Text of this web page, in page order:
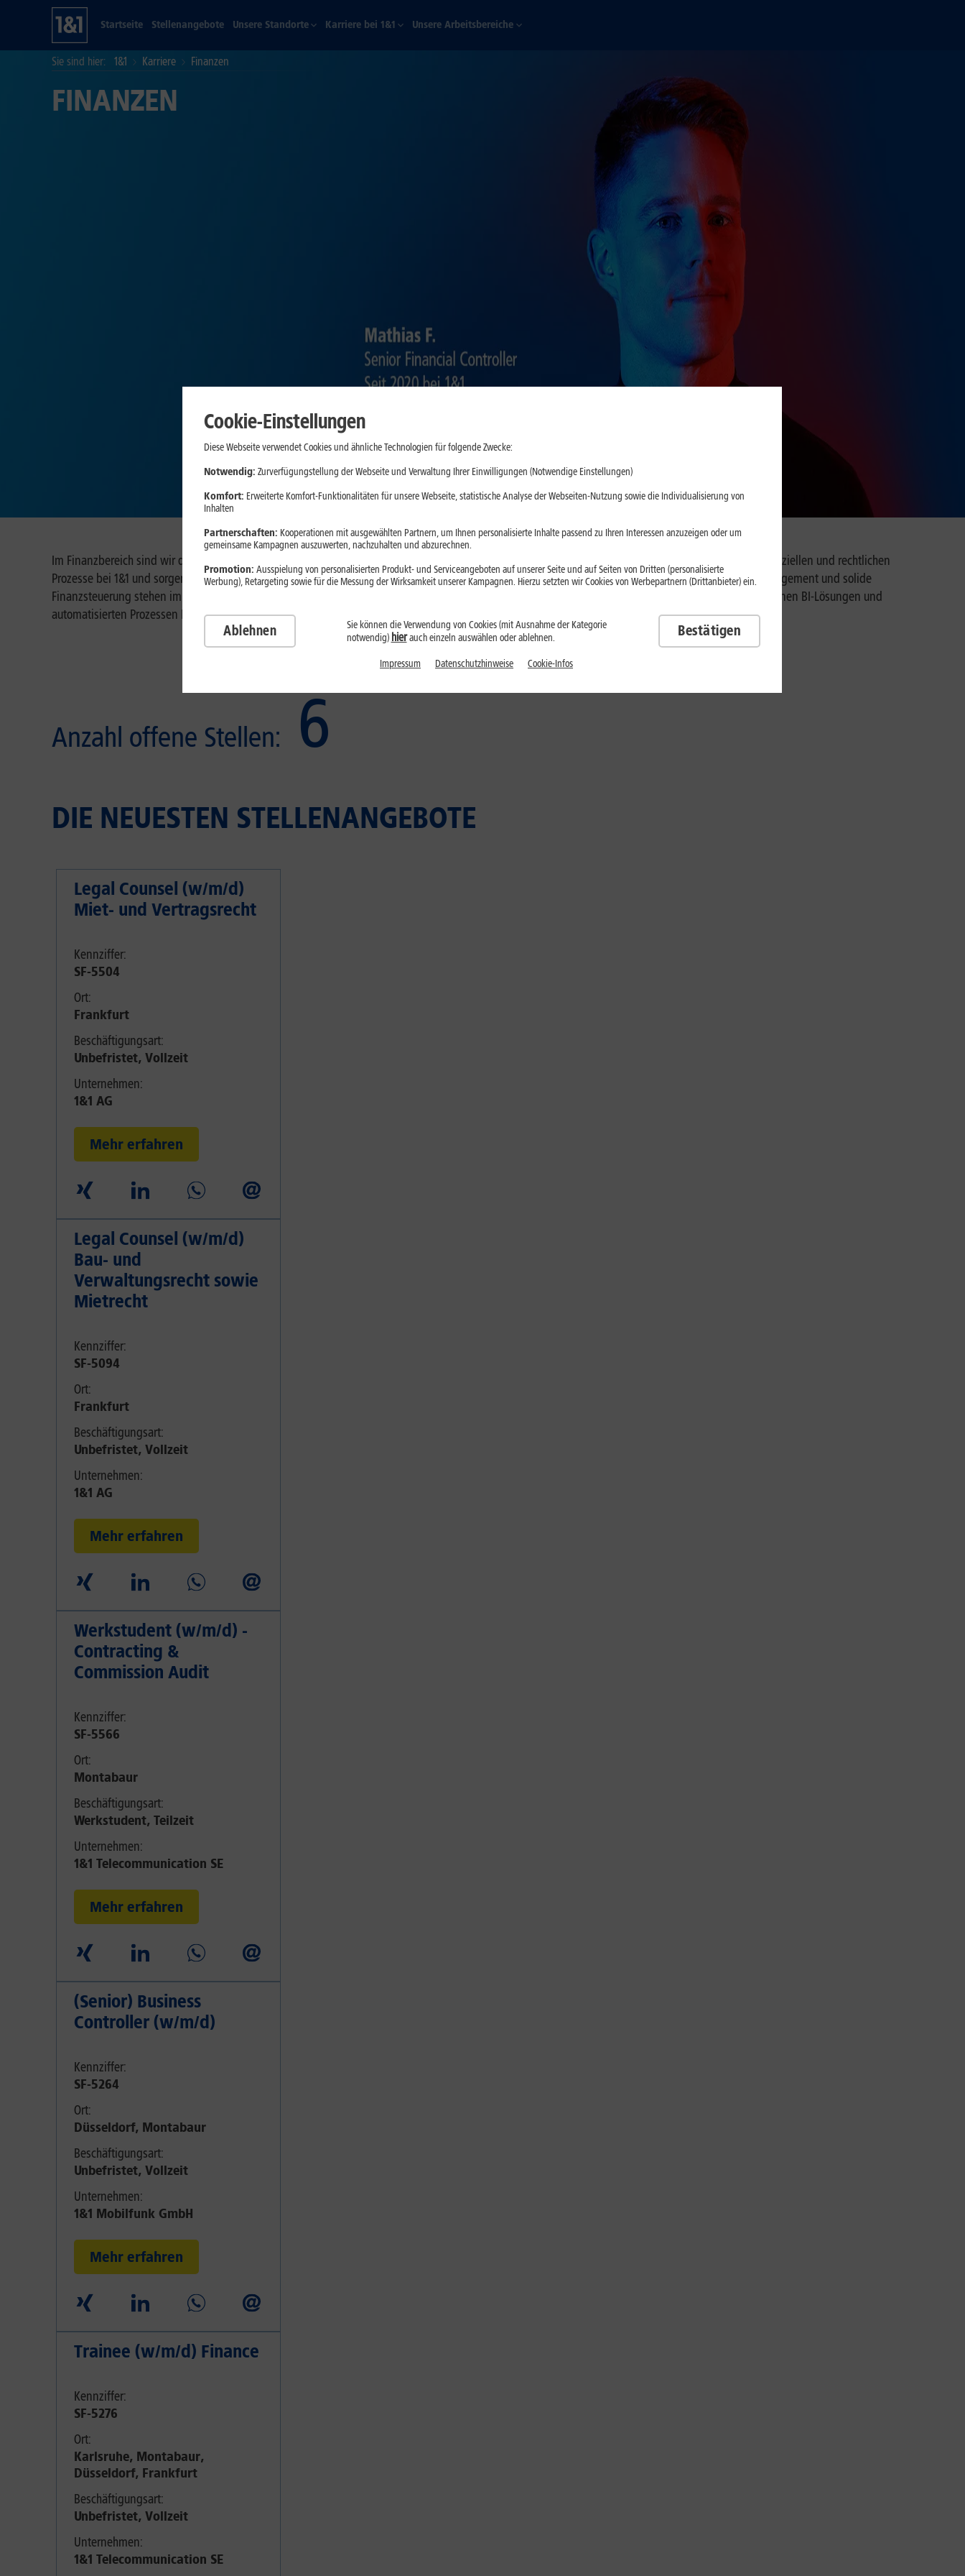
Startseite Stellenangebote Unsere Standorte Karriere bei 1&1 Unsere Arbeitsbereiche
Sie sind hier 1&1 Karriere Finanzen
FINANZEN
Im Finanzbereich sind wir die Steuerungseinheit für das laufende Geschäft und die hohen Investitionen für den 5G-Netzausbau. Wir navigieren alle finanziellen und rechtlichen
Prozesse bei 1&1 und sorgen für Sicherheit. Transparente Finanzberichterstattung und strategische Planung sind uns wichtig. Nachhaltigkeit, Risikomanagement und solide
Finanzsteuerung stehen im Fokus. Wir bewerten Verträge, kümmern uns um Debitorenmanagement und Betrugsprävention. Und garantieren mit modernen BI-Lösungen und
automatisierten Prozessen Finanz- und Kostensicherheit.
Anzahl offene Stellen: 6
DIE NEUESTEN STELLENANGEBOTE
Legal Counsel (w/m/d)
Miet- und Vertragsrecht
Kennziffer:
SF-5504
Ort:
Frankfurt
Beschäftigungsart:
Unbefristet, Vollzeit
Unternehmen:
1&1 AG
Mehr erfahren
Legal Counsel (w/m/d)
Bau- und
Verwaltungsrecht sowie
Mietrecht
Kennziffer:
SF-5094
Ort:
Frankfurt
Beschäftigungsart:
Unbefristet, Vollzeit
Unternehmen:
1&1 AG
Mehr erfahren
Werkstudent (w/m/d) -
Contracting &
Commission Audit
Kennziffer:
SF-5566
Ort:
Montabaur
Beschäftigungsart:
Werkstudent, Teilzeit
Unternehmen:
1&1 Telecommunication SE
Mehr erfahren
(Senior) Business
Controller (w/m/d)
Kennziffer:
SF-5264
Ort:
Düsseldorf, Montabaur
Beschäftigungsart:
Unbefristet, Vollzeit
Unternehmen:
1&1 Mobilfunk GmbH
Mehr erfahren
Trainee (w/m/d) Finance
Kennziffer:
SF-5276
Ort:
Karlsruhe, Montabaur,
Düsseldorf, Frankfurt
Beschäftigungsart:
Unbefristet, Vollzeit
Unternehmen:
1&1 Telecommunication SE
Cookie-Einstellungen
Diese Webseite verwendet Cookies und ähnliche Technologien für folgende Zwecke:
Notwendig: Zurverfügungstellung der Webseite und Verwaltung Ihrer Einwilligungen (Notwendige Einstellungen)
Komfort: Erweiterte Komfort-Funktionalitäten für unsere Webseite, statistische Analyse der Webseiten-Nutzung sowie die Individualisierung von
Inhalten
Partnerschaften: Kooperationen mit ausgewählten Partnern, um Ihnen personalisierte Inhalte passend zu Ihren Interessen anzuzeigen oder um
gemeinsame Kampagnen auszuwerten, nachzuhalten und abzurechnen.
Promotion: Ausspielung von personalisierten Produkt- und Serviceangeboten auf unserer Seite und auf Seiten von Dritten (personalisierte
Werbung), Retargeting sowie für die Messung der Wirksamkeit unserer Kampagnen. Hierzu setzten wir Cookies von Werbepartnern (Drittanbieter) ein.
Ablehnen
Sie können die Verwendung von Cookies (mit Ausnahme der Kategorie
notwendig) hierauch einzeln auswählen oder ablehnen. Bestätigen
Impressum Datenschutzhinweise Cookie-Infos